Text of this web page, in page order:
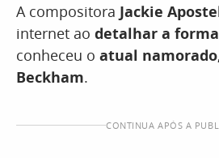
A compositora Jackie
internet ao detalhar a forma
conheceu o atual
Beckham.
CONTINUA APÓS A